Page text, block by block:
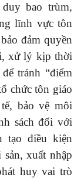
bao trùm,
lĩnh vực tôn
đảm quyền
xử lý kịp thời
tránh “điểm
chức tôn giáo
bảo vệ môi
sách đối với
tạo điều kiện
xuất nhập
huy vai trò